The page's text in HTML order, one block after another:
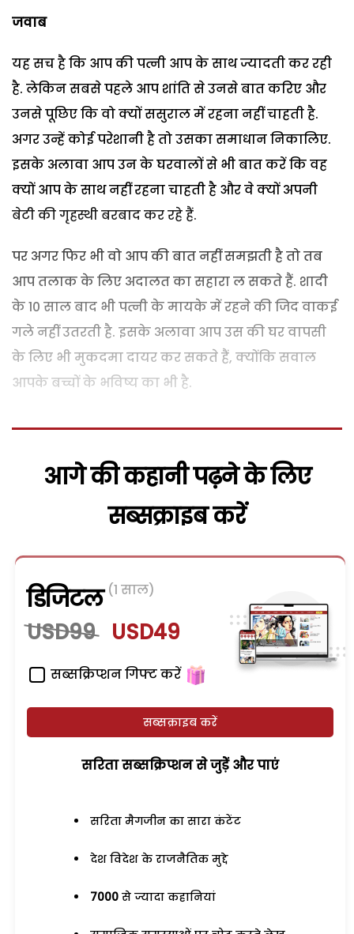
जवाब
यह सच है कि आप की पत्नी आप के साथ ज्यादती कर रही
है. लेकिन सबसे पहले आप शांति से उनसे बात करिए और
उनसे पूछिए कि वो क्यों ससुराल में रहना नहीं चाहती है.
अगर उन्हें कोई परेशानी है तो उसका समाधान निकालिए.
इसके अलावा आप उन के घरवालों से भी बात करें कि वह
क्यों आप के साथ नहीं रहना चाहती है और वे क्यों अपनी
बेटी की गृहस्थी बरबाद कर रहे हैं.
पर अगर फिर भी वो आप की बात नहीं समझती है तो तब
आप तलाक के लिए अदालत का सहारा ल सकते हैं. शादी
के 10 साल बाद भी पत्नी के मायके में रहने की जिद वाकई
गले नहीं उतरती है. इसके अलावा आप उस की घर वापसी
के लिए भी मुकदमा दायर कर सकते हैं, क्योंकि सवाल
आपके बच्चों के भविष्य का भी है.
आगे की कहानी पढ़ने के लिए
सब्सक्राइब करें
डिजिटल (1 साल)
USD99 USD49
सब्सक्रिप्शन गिफ्ट करें
सब्सक्राइब करें
सरिता सब्सक्रिप्शन से जुड़ेें और पाएं
सरिता मैगजीन का सारा कंटेंट
देश विदेश के राजनैतिक मुद्दे
7000 से ज्यादा कहानियां